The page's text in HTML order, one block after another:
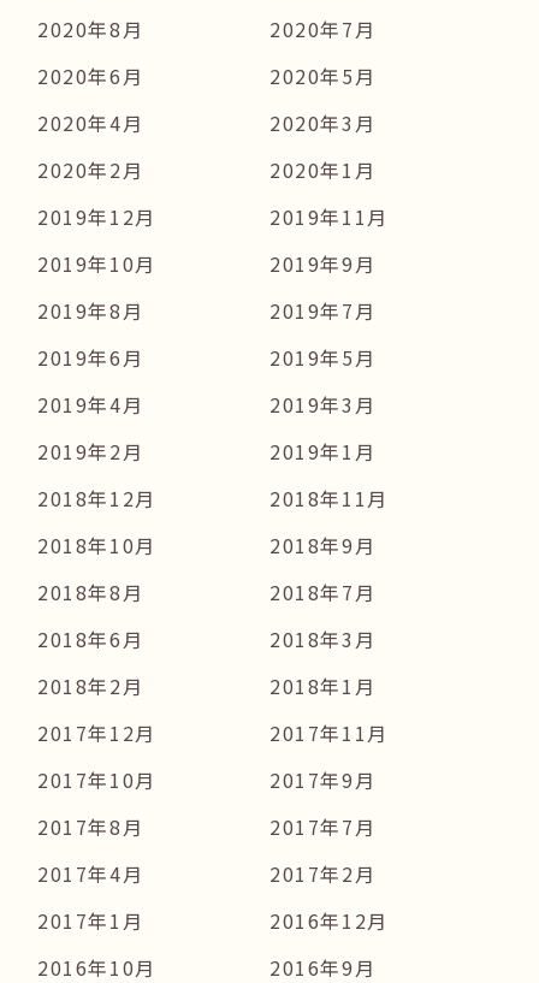
2020年8月
2020年7月
2020年6月
2020年5月
2020年4月
2020年3月
2020年2月
2020年1月
2019年12月
2019年11月
2019年10月
2019年9月
2019年8月
2019年7月
2019年6月
2019年5月
2019年4月
2019年3月
2019年2月
2019年1月
2018年12月
2018年11月
2018年10月
2018年9月
2018年8月
2018年7月
2018年6月
2018年3月
2018年2月
2018年1月
2017年12月
2017年11月
2017年10月
2017年9月
2017年8月
2017年7月
2017年4月
2017年2月
2017年1月
2016年12月
2016年10月
2016年9月